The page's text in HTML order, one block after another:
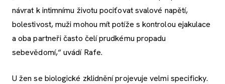
návrat k intimnímu životu pociťovat svalové napětí,
bolestivost, muži mohou mít potíže s kontrolou ejakulace
a oba partneři často čelí prudkému propadu
sebevědomí,“ uvádí Rafe.
U žen se biologické zklidnění projevuje velmi specificky.